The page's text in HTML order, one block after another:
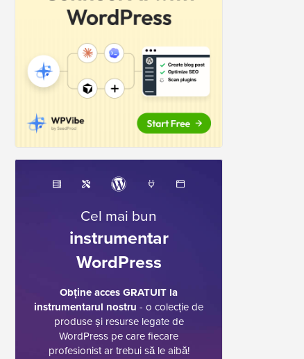
Cel mai bun
instrumentar
WordPress
Obține acces GRATUIT la
instrumentarul nostru - o colecție de
produse și resurse legate de
WordPress pe care fiecare
profesionist ar trebui să le aibă!